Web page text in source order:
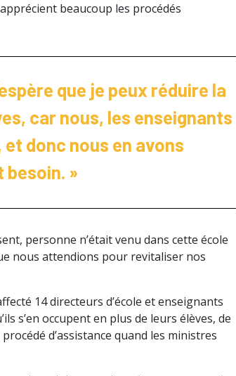
beaucoup les procédés
que je peux réduire la
car nous, les enseignants
donc nous en avons
»
personne n’était venu dans cette école
nous attendions pour revitaliser nos
14 directeurs d’école et enseignants
s’en occupent en plus de leurs élèves, de
d’assistance quand les ministres